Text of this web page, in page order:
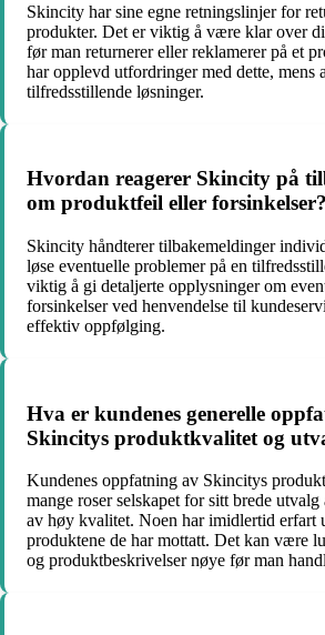
Skincity har sine egne retningslinjer for
produkter. Det er viktig å være klar over
før man returnerer eller reklamerer på et
har opplevd utfordringer med dette, mens
tilfredsstillende løsninger.
Hvordan reagerer Skincity på
om produktfeil eller forsinkelser?
Skincity håndterer tilbakemeldinger
løse eventuelle problemer på en
viktig å gi detaljerte opplysninger om
forsinkelser ved henvendelse til
effektiv oppfølging.
Hva er kundenes generelle
Skincitys produktkvalitet og
Kundenes oppfatning av Skincitys
mange roser selskapet for sitt brede
av høy kvalitet. Noen har imidlertid erfart
produktene de har mottatt. Det kan være
og produktbeskrivelser nøye før man